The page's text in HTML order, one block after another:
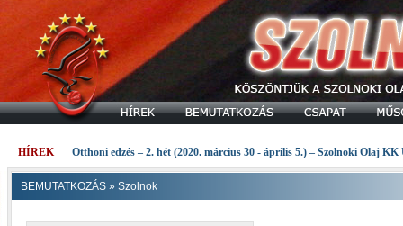
HÍREK Otthoni edzés – 2. hét (2020. március 30 - április 5.) – Szolnoki Olaj KK
BEMUTATKOZÁS » Szolnok